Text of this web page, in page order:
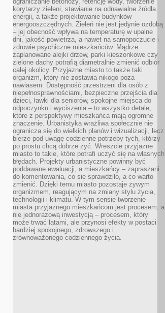
korytarzy zieleni, stawianie na odnawialne źródła
energii, a także projektowanie budynków
energooszczędnych. Zieleń nie jest jedynie ozdobą
– jej obecność wpływa na temperaturę w upalne
dni, jakość powietrza, a nawet na samopoczucie i
zdrowie psychiczne mieszkańców. Mądrze
zaplanowane alejki drzew, parki kieszonkowe czy
zielone dachy potrafią diametralnie zmienić odbiór
całej okolicy. Przyjazne miasto to także taki
organizm, który nie zostawia nikogo poza
nawiasem. Dostępność przestrzeni dla osób z
niepełnosprawnościami, bezpieczne przejścia dla
dzieci, ławki dla seniorów, spokojne miejsca do
odpoczynku i wyciszenia – to wszystko detale,
które z perspektywy mieszkańca mają ogromne
znaczenie. Urbanistyka wrażliwa społecznie nie
ogranicza się do wielkich planów i wizualizacji, lecz
bierze pod uwagę codzienne potrzeby tych, którzy
po prostu chcą dobrze żyć. Wreszcie przyjazne
miasto to takie, które potrafi uczyć się na własnych
błędach. Projekty urbanistyczne powinny być
poddawane ewaluacji, a mieszkańcy – zapraszani
do komentowania, co się sprawdziło, a co warto
zmienić. Dzięki temu miasto pozostaje żywym
organizmem, reagującym na zmiany stylu życia,
technologii i klimatu. W tym sensie tworzenie
miasta przyjaznego mieszkańcom jest procesem, a
nie jednorazową inwestycją – procesem, który
może trwać latami, ale przynosi efekty w postaci
bardziej spokojnego, zdrowszego i
zrównoważonego codziennego życia.